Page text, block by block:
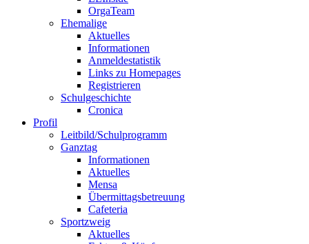
OrgaTeam
Ehemalige
Aktuelles
Informationen
Anmeldestatistik
Links zu Homepages
Registrieren
Schulgeschichte
Cronica
Profil
Leitbild/Schulprogramm
Ganztag
Informationen
Aktuelles
Mensa
Übermittagsbetreuung
Cafeteria
Sportzweig
Aktuelles